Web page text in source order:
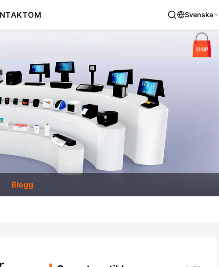
OM Svenska
Blogg